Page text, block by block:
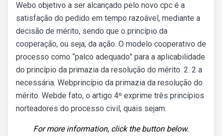
Webo objetivo a ser alcançado pelo novo cpc é a
satisfação do pedido em tempo razoável, mediante a
decisão de mérito, sendo que o princípio da
cooperação, ou seja, da ação. O modelo cooperativo de
processo como “palco adequado” para a aplicabilidade
do princípio da primazia da resolução do mérito. 2. 2 a
necessária. Webprincípio da primazia da resolução do
mérito. Webde fato, o artigo 4º exprime três princípios
norteadores do processo civil, quais sejam:
For more information, click the button below.